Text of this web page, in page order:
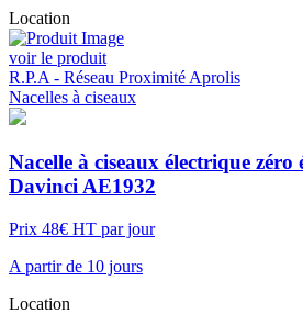
Location
voir le produit
R.P.A - Réseau Proximité Aprolis
Nacelles à ciseaux
Nacelle à ciseaux électrique
Davinci AE1932
Prix 48€ HT par jour
A partir de 10 jours
Location